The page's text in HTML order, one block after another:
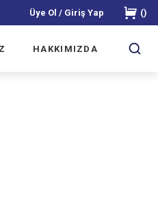
Üye Ol / Giriş Yap ()
HAKKIMIZDA